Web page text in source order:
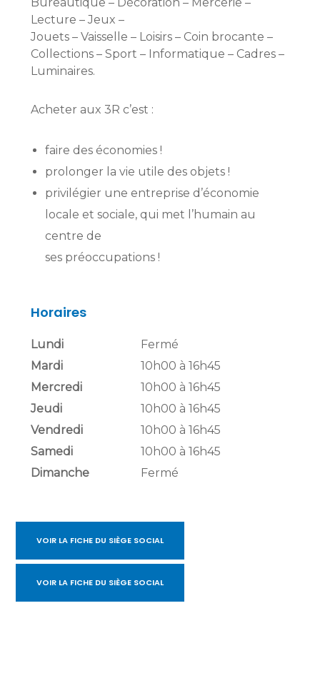
Lecture – Jeux –
Jouets – Vaisselle – Loisirs – Coin brocante –
Collections – Sport – Informatique – Cadres –
Luminaires.
Acheter aux 3R c’est :
faire des économies !
prolonger la vie utile des objets !
privilégier une entreprise d’économie
locale et sociale, qui met l’humain au
centre de
ses préoccupations !
Horaires
Lundi
Fermé
Mardi
10h00 à 16h45
Mercredi
10h00 à 16h45
Jeudi
10h00 à 16h45
Vendredi
10h00 à 16h45
Samedi
10h00 à 16h45
Dimanche
Fermé
VOIR LA FICHE DU SIÈGE SOCIAL
VOIR LA FICHE DU SIÈGE SOCIAL